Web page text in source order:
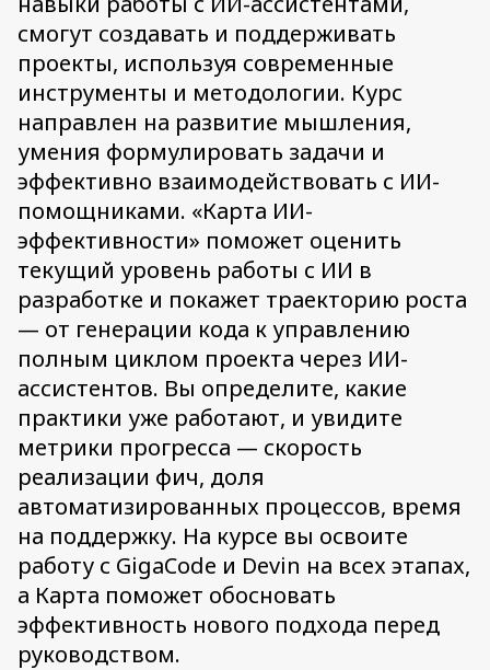
смогут создавать и поддерживать
проекты, используя современные
инструменты и методологии. Курс
направлен на развитие мышления,
умения формулировать задачи и
эффективно взаимодействовать с ИИ-
помощниками. «Карта ИИ-
эффективности» поможет оценить
текущий уровень работы с ИИ в
разработке и покажет траекторию роста
— от генерации кода к управлению
полным циклом проекта через ИИ-
ассистентов. Вы определите, какие
практики уже работают, и увидите
метрики прогресса — скорость
реализации фич, доля
автоматизированных процессов, время
на поддержку. На курсе вы освоите
работу с GigaCode и Devin на всех этапах,
а Карта поможет обосновать
эффективность нового подхода перед
руководством.